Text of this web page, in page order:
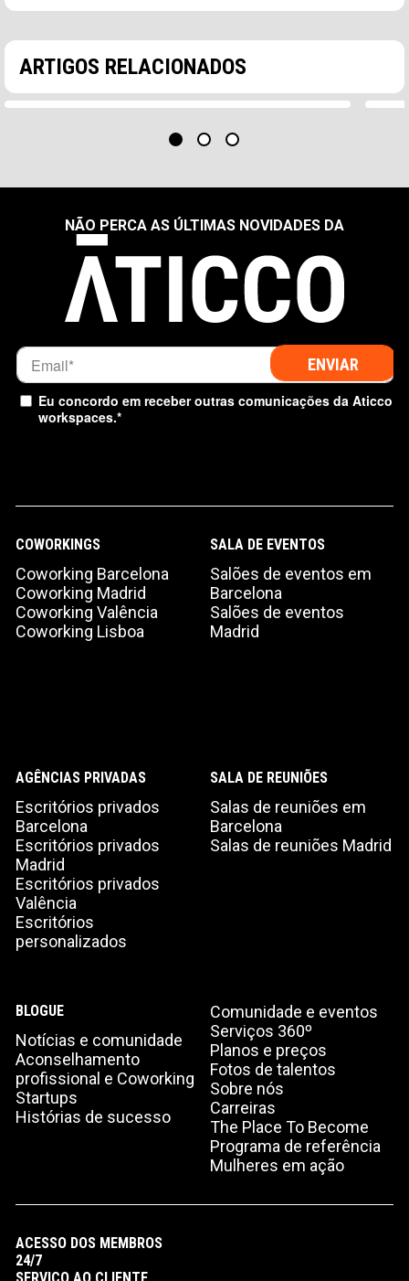
ARTIGOS RELACIONADOS
uma nova edição da CoworkingSpain Conference
NÃO PERCA AS ÚLTIMAS NOVIDADES DA
Eu concordo em receber outras comunicações da Aticco
workspaces.*
COWORKINGS
Coworking Barcelona
Coworking Madrid
Coworking Valência
Coworking Lisboa
SALA DE EVENTOS
Salões de eventos em
Barcelona
Salões de eventos
Madrid
AGÊNCIAS PRIVADAS
Escritórios privados
Barcelona
Escritórios privados
Madrid
Escritórios privados
Valência
Escritórios
personalizados
SALA DE REUNIÕES
Salas de reuniões em
Barcelona
Salas de reuniões Madrid
BLOGUE
Notícias e comunidade
Aconselhamento
profissional e Coworking
Startups
Histórias de sucesso
Comunidade e eventos
Serviços 360º
Planos e preços
Fotos de talentos
Sobre nós
Carreiras
The Place To Become
Programa de referência
Mulheres em ação
ACESSO DOS MEMBROS
24/7